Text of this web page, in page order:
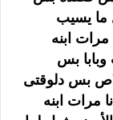
ما يسيب
ابنه
وبابا بس
بس دلوقتى
مرات ابنه